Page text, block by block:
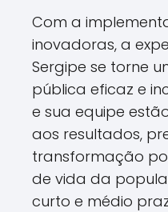
Com a
inovadoras, a
Sergipe se torne
pública eficaz e
e sua equipe
aos resultados,
transformação
de vida da
curto e médio